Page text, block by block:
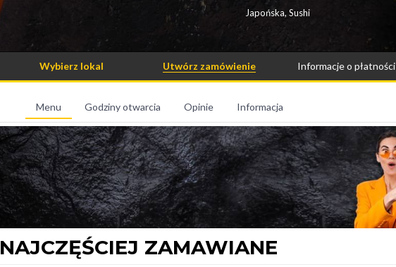
Japońska, Sushi
Wybierz lokal Utwórz zamówienie Informacje o płatności
Menu Godziny otwarcia Opinie Informacja
NAJCZĘŚCIEJ ZAMAWIANE